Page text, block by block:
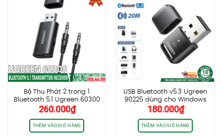
Bộ Thu Phát 2 trong 1
Bluetooth 5.1 Ugreen 60300
Chính hãng cao cấp
260.000₫
THÊM VÀO GIỎ HÀNG
USB Bluetooth v5.3 Ugreen
90225 dùng cho Windows
8.1 / 10 / 11, kết nối cùng lúc
180.000₫
THÊM VÀO GIỎ HÀNG